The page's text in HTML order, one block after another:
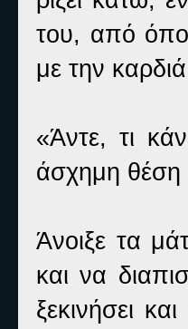
του, από
με την
«Άντε, τι
άσχημη θέση
Άνοιξε τα
και να
ξεκινήσει